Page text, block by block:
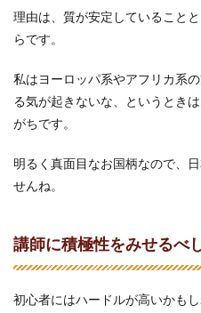
理由は、質が安定していること
らです。
私はヨーロッパ系やアフリカ系
る気が起きないな、というとき
がちです。
明るく真面目なお国柄なので、
せんね。
講師に積極性をみせるべ
初心者にはハードルが高いかも